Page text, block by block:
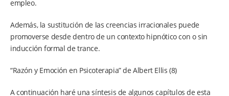
empleo.
Además, la sustitución de las creencias irracionales puede
promoverse desde dentro de un contexto hipnótico con o sin
inducción formal de trance.
“Razón y Emoción en Psicoterapia” de Albert Ellis (8)
A continuación haré una síntesis de algunos capítulos de esta